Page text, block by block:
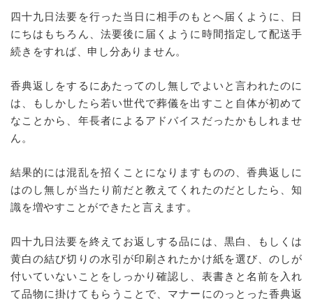
四十九日法要を行った当日に相手のもとへ届くように、日
にちはもちろん、法要後に届くように時間指定して配送手
続きをすれば、申し分ありません。
香典返しをするにあたってのし無しでよいと言われたのに
は、もしかしたら若い世代で葬儀を出すこと自体が初めて
なことから、年長者によるアドバイスだったかもしれませ
ん。
結果的には混乱を招くことになりますものの、香典返しに
はのし無しが当たり前だと教えてくれたのだとしたら、知
識を増やすことができたと言えます。
四十九日法要を終えてお返しする品には、黒白、もしくは
黄白の結び切りの水引が印刷されたかけ紙を選び、のしが
付いていないことをしっかり確認し、表書きと名前を入れ
て品物に掛けてもらうことで、マナーにのっとった香典返